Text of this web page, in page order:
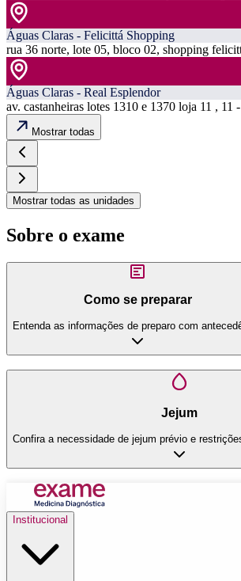
Águas Claras - Felicittá Shopping
rua 36 norte, lote 05, bloco 02, shopping
Águas Claras - Real Esplendor
av. castanheiras lotes 1310 e 1370 loja 11 , 11
Mostrar todas
Mostrar todas as unidades
Sobre o exame
Como se preparar
Entenda as informações de preparo com
Jejum
Confira a necessidade de jejum prévio e
Institucional